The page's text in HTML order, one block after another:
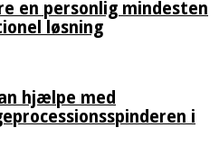
en personlig mindesten
løsning
hjælpe med
i